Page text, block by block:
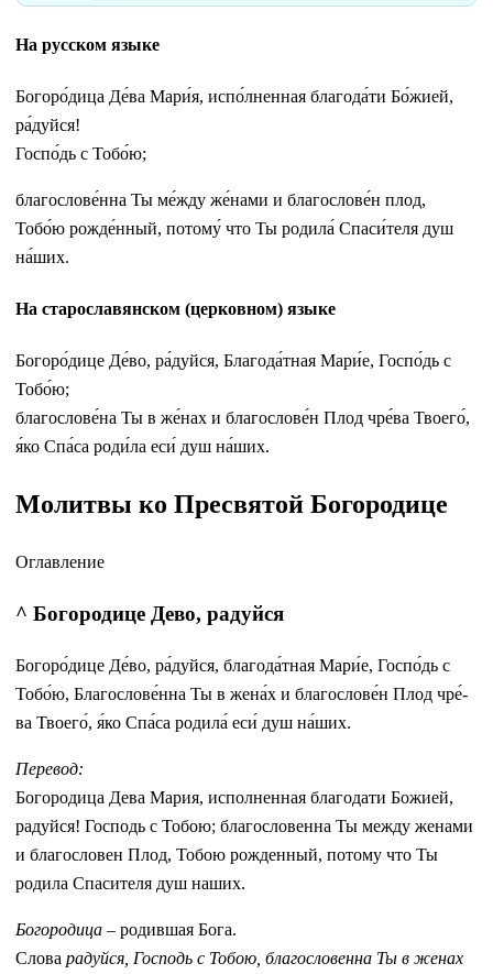
На русском языке
Богоро́дица Де́ва Мари́я, испо́лненная благода́ти Бо́жией,
ра́дуйся!
Госпо́дь с Тобо́ю;
благослове́нна Ты ме́жду же́нами и благослове́н плод,
Тобо́ю рожде́нный, потому́ что Ты родила́ Спаси́теля душ
на́ших.
На старославянском (церковном) языке
Богоро́дице Де́во, ра́дуйся, Благода́тная Мари́е, Госпо́дь с
Тобо́ю;
благослове́на Ты в же́нах и благослове́н Плод чре́ва Твоего́,
я́ко Спа́са роди́ла еси́ душ на́ших.
Молитвы ко Пресвятой Богородице
Оглавление
^ Богородице Дево, радуйся
Бо­го­ро́­ди­це Де́­во, ра́­дуй­ся, бла­го­да́т­ная Ма­ри́е, Гос­по́дь с
То­бо́ю, Благослове́нна Ты в же­на́х и бла­го­сло­ве́н Плод чре́­
ва Тво­его́, я́ко Спа́­са родила́ еси́ душ на́­ших.
Перевод:
Богородица Дева Мария, исполненная благодати Божией,
радуйся! Господь с Тобою; благословенна Ты между женами
и благословен Плод, Тобою рожденный, потому что Ты
родила Спасителя душ наших.
Богородица – родившая Бога.
Слова радуйся, Господь с Тобою, благословенна Ты в женах